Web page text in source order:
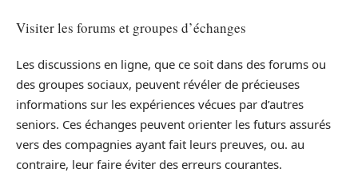
Visiter les forums et groupes d’échanges
Les discussions en ligne, que ce soit dans des forums ou
des groupes sociaux, peuvent révéler de précieuses
informations sur les expériences vécues par d’autres
seniors. Ces échanges peuvent orienter les futurs assurés
vers des compagnies ayant fait leurs preuves, ou. au
contraire, leur faire éviter des erreurs courantes.